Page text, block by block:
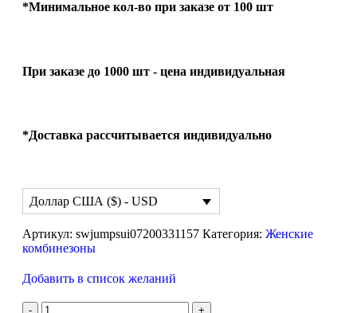
*Минимальное кол-во при заказе от 100 шт
При заказе до 1000 шт - цена индивидуальная
*Доставка рассчитывается индивидуально
Доллар США ($) - USD
Артикул: swjumpsui07200331157 Категория: Женские
комбинезоны
Добавить в список желаний